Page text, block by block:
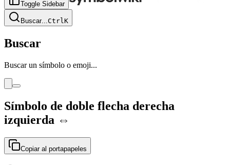
Toggle Sidebar
Buscar...CtrlK
Buscar
Buscar un símbolo o emoji...
Símbolo de doble flecha derecha
izquierda ⇔
Copiar al portapapeles